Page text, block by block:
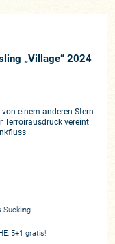
„Village“ 2024
einem anderen Stern
Terroirausdruck vereint
Suckling
5+1 gratis!